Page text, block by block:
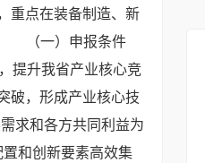
重点在装备制造、新
（一）申报条件
提升我省产业核心竞
破，形成产业核心技
求和各方共同利益为
和创新要素高效集